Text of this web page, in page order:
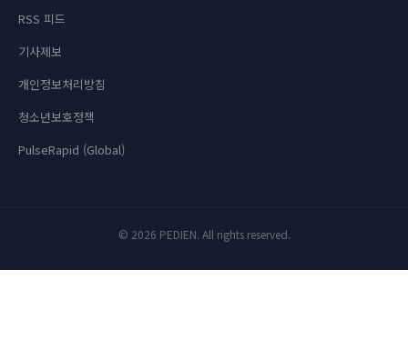
RSS 피드
기사제보
개인정보처리방침
청소년보호정책
PulseRapid (Global)
© 2026 PEDIEN. All rights reserved.